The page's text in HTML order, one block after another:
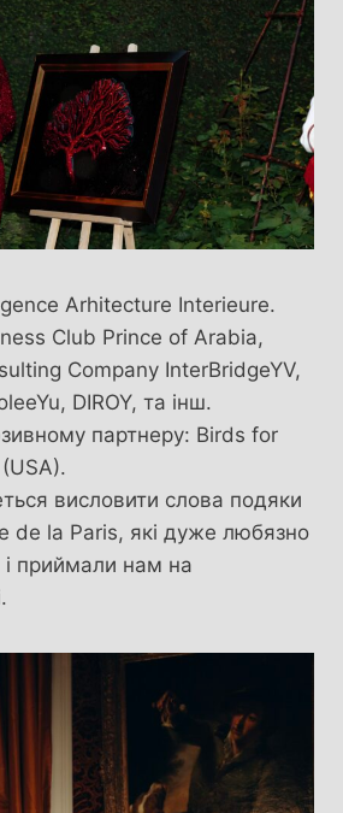
Arhitecture Interieure.
Club Prince of Arabia,
Company InterBridgeYV,
DIROY, та інш.
партнеру: Birds for
висловити слова подяки
de la Paris, які дуже любязно
приймали нам на